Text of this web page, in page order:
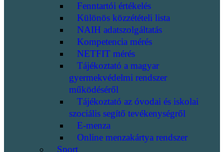
Fenntartói értékelés
Különös közzétételi lista
NAIH adatszolgáltatás
Kompetencia mérés
NETFIT mérés
Tájékoztató a magyar
gyermekvédelmi rendszer
működéséről
Tájékoztató az óvodai és iskolai
szociális segítő tevékenységről
E-menza
Online menzakártya rendszer
Sport